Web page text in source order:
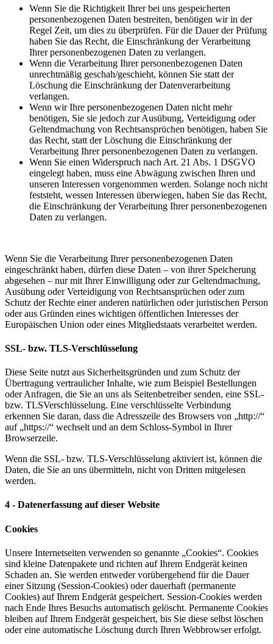
Wenn Sie die Richtigkeit Ihrer bei uns gespeicherten
personenbezogenen Daten bestreiten, benötigen wir in der
Regel Zeit, um dies zu überprüfen. Für die Dauer der Prüfung
haben Sie das Recht, die Einschränkung der Verarbeitung
Ihrer personenbezogenen Daten zu verlangen.
Wenn die Verarbeitung Ihrer personenbezogenen Daten
unrechtmäßig geschah/geschieht, können Sie statt der
Löschung die Einschränkung der Datenverarbeitung
verlangen.
Wenn wir Ihre personenbezogenen Daten nicht mehr
benötigen, Sie sie jedoch zur Ausübung, Verteidigung oder
Geltendmachung von Rechtsansprüchen benötigen, haben Sie
das Recht, statt der Löschung die Einschränkung der
Verarbeitung Ihrer personenbezogenen Daten zu verlangen.
Wenn Sie einen Widerspruch nach Art. 21 Abs. 1 DSGVO
eingelegt haben, muss eine Abwägung zwischen Ihren und
unseren Interessen vorgenommen werden. Solange noch nicht
feststeht, wessen Interessen überwiegen, haben Sie das Recht,
die Einschränkung der Verarbeitung Ihrer personenbezogenen
Daten zu verlangen.
Wenn Sie die Verarbeitung Ihrer personenbezogenen Daten
eingeschränkt haben, dürfen diese Daten – von ihrer Speicherung
abgesehen – nur mit Ihrer Einwilligung oder zur Geltendmachung,
Ausübung oder Verteidigung von Rechtsansprüchen oder zum
Schutz der Rechte einer anderen natürlichen oder juristischen Person
oder aus Gründen eines wichtigen öffentlichen Interesses der
Europäischen Union oder eines Mitgliedstaats verarbeitet werden.
SSL- bzw. TLS-Verschlüsselung
Diese Seite nutzt aus Sicherheitsgründen und zum Schutz der
Übertragung vertraulicher Inhalte, wie zum Beispiel Bestellungen
oder Anfragen, die Sie an uns als Seitenbetreiber senden, eine SSL-
bzw. TLSVerschlüsselung. Eine verschlüsselte Verbindung
erkennen Sie daran, dass die Adresszeile des Browsers von „http://“
auf „https://“ wechselt und an dem Schloss-Symbol in Ihrer
Browserzeile.
Wenn die SSL- bzw. TLS-Verschlüsselung aktiviert ist, können die
Daten, die Sie an uns übermitteln, nicht von Dritten mitgelesen
werden.
4 - Datenerfassung auf dieser Website
Cookies
Unsere Internetseiten verwenden so genannte „Cookies“. Cookies
sind kleine Datenpakete und richten auf Ihrem Endgerät keinen
Schaden an. Sie werden entweder vorübergehend für die Dauer
einer Sitzung (Session-Cookies) oder dauerhaft (permanente
Cookies) auf Ihrem Endgerät gespeichert. Session-Cookies werden
nach Ende Ihres Besuchs automatisch gelöscht. Permanente Cookies
bleiben auf Ihrem Endgerät gespeichert, bis Sie diese selbst löschen
oder eine automatische Löschung durch Ihren Webbrowser erfolgt.